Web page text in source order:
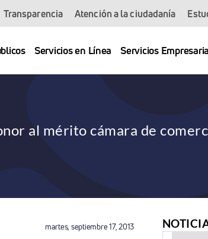
Transparencia Atención a la ciudadanía
Servicios en Línea Servicios
al mérito cámara de
martes, septiembre 17, 2013